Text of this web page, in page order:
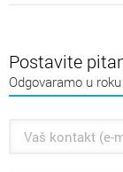
Postavite
Odgovaramo u